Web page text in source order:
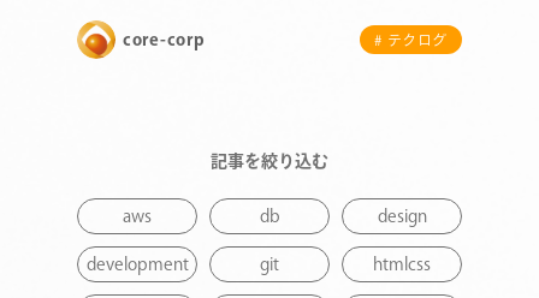
COMPANY
SERVICE
core-corp
# テクログ
記事を絞り込む
aws db design
development git htmlcss